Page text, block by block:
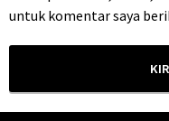
untuk komentar saya